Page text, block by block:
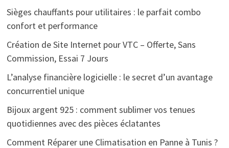
Sièges chauffants pour utilitaires : le parfait combo
confort et performance
Création de Site Internet pour VTC – Offerte, Sans
Commission, Essai 7 Jours
L’analyse financière logicielle : le secret d’un avantage
concurrentiel unique
Bijoux argent 925 : comment sublimer vos tenues
quotidiennes avec des pièces éclatantes
Comment Réparer une Climatisation en Panne à Tunis ?